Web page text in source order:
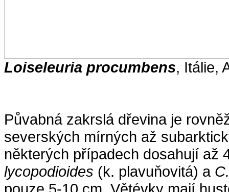
Loiseleuria procumbens, Itálie,
Půvabná zakrslá dřevina je
severských mírných až
některých případech dosahují až
lycopodioides (k. plavuňovitá) a